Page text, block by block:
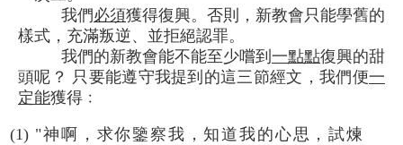
我們必須獲得復興。否則，新教會只能學舊的
樣式，充滿叛逆、並拒絕認罪。
我們的新教會能不能至少嚐到 一點點復興的甜
頭呢？ 只要能遵守我提到的這三節經文，我們便一
定能獲得﹕
(1) "神啊，求你鑒察我，知道我的心思，試煉